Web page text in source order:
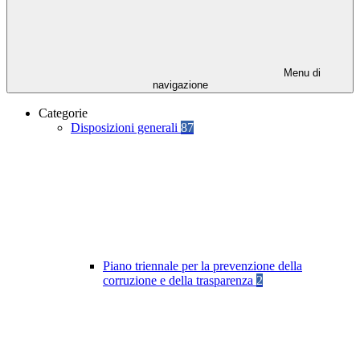
Menu di
navigazione
Categorie
Disposizioni generali 87
Piano triennale per la prevenzione della
corruzione e della trasparenza 2